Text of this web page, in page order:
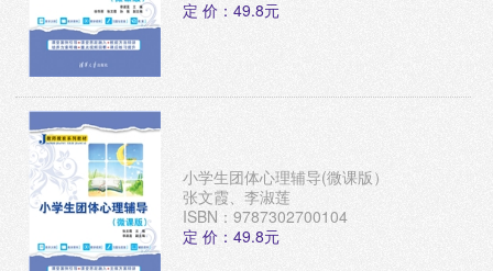
定 价：49.8元
小学生团体心理辅导(微课版）
张文霞、李淑莲
ISBN：9787302700104
定 价：49.8元